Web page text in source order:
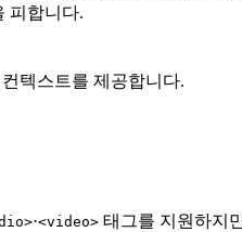
피합니다.
텍스트를 제공합니다.
·<video> 태그를 지원하지